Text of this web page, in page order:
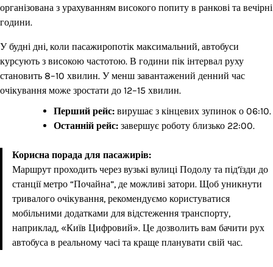
організована з урахуванням високого попиту в ранкові та вечірні
години.
У будні дні, коли пасажиропотік максимальний, автобуси
курсують з високою частотою. В години пік інтервал руху
становить 8–10 хвилин. У менш завантажений денний час
очікування може зростати до 12–15 хвилин.
Перший рейс: вирушає з кінцевих зупинок о 06:10.
Останній рейс: завершує роботу близько 22:00.
Корисна порада для пасажирів:
Маршрут проходить через вузькі вулиці Подолу та під’їзди до
станції метро “Почайна”, де можливі затори. Щоб уникнути
тривалого очікування, рекомендуємо користуватися
мобільними додатками для відстеження транспорту,
наприклад, «Київ Цифровий». Це дозволить вам бачити рух
автобуса в реальному часі та краще планувати свій час.